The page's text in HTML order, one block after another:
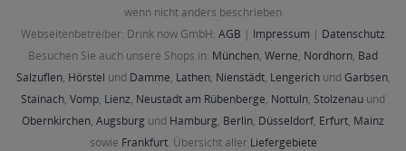
wenn nicht anders beschrieben
Webseitenbetreiber: Drink now GmbH: AGB | Impressum | Datenschutz
Besuchen Sie auch unsere Shops in: München, Werne, Nordhorn, Bad
Salzuflen, Hörstel und Damme, Lathen, Nienstädt, Lengerichund Garbsen,
Stainach, Vomp, Lienz, Neustadt am Rübenberge, Nottuln, Stolzenau und
Obernkirchen, Augsburg und Hamburg, Berlin, Düsseldorf, Erfurt, Mainz
sowie Frankfurt. Übersicht aller Liefergebiete